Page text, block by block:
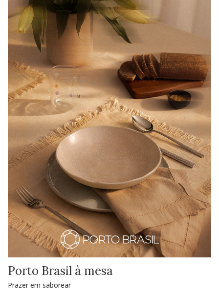
Porto Brasil à mesa
Prazer em saborear